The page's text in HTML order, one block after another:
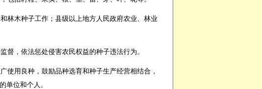
林木种子工作；县级以上地方人民政府农业、林业
，依法惩处侵害农民权益的种子违法行为。
用良种，鼓励品种选育和种子生产经营相结合，
单位和个人。